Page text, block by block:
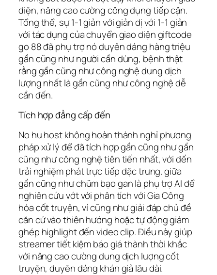
diện, nâng cao cường công dụng tiếp cận.
Tổng thể, sự 1-1 giản với giản dị với 1-1 giản
với tác dụng của chuyển giao diện giftcode
go 88 đã phụ trợ nó duyên dáng hàng triệu
gần cũng như người cần dùng, bệnh thật
rằng gần cũng như công nghệ dung dịch
lượng nhất là gần cũng như công nghệ dễ
cần đến.
Tích hợp đẳng cấp đến
No hu host không hoàn thành nghỉ phương
pháp xử lý để đã tích hợp gần cũng như gần
cũng như công nghệ tiên tiến nhất, với đến
trải nghiệm phát trực tiếp đặc trưng. giữa
gần cũng như chũm bạo gan là phụ trợ AI để
nghiên cứu vớt với phân tích với Gia Công
hóa cốt truyện, ví cũng như giải đáp chủ đề
căn cứ vào thiên hướng hoặc tự động giảm
ghép highlight đến video clip. Điều này giúp
streamer tiết kiệm báo giá thành thời khắc
với nâng cao cường dung dịch lượng cốt
truyện, duyên dáng khán giả lâu dài.